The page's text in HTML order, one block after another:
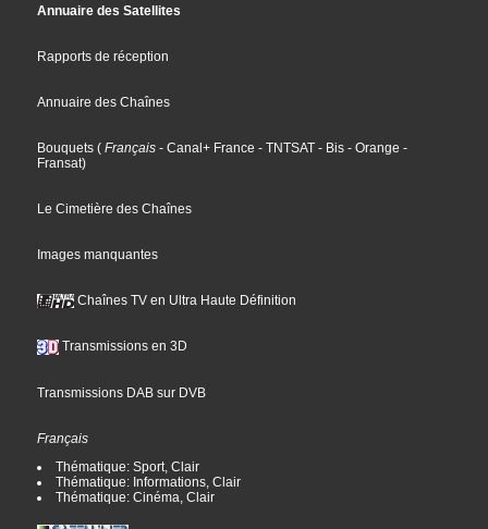
Annuaire des Satellites
Rapports de réception
Annuaire des Chaînes
Bouquets ( Français - Canal+ France - TNTSAT - Bis - Orange -
Fransat)
Le Cimetière des Chaînes
Images manquantes
Chaînes TV en Ultra Haute Définition
Transmissions en 3D
Transmissions DAB sur DVB
Français
Thématique: Sport, Clair
Thématique: Informations, Clair
Thématique: Cinéma, Clair